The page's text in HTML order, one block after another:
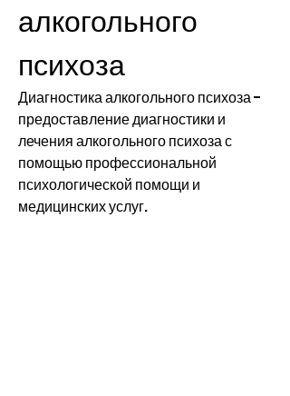
алкогольного
психоза
Диагностика алкогольного психоза -
предоставление диагностики и
лечения алкогольного психоза с
помощью профессиональной
психологической помощи и
медицинских услуг.